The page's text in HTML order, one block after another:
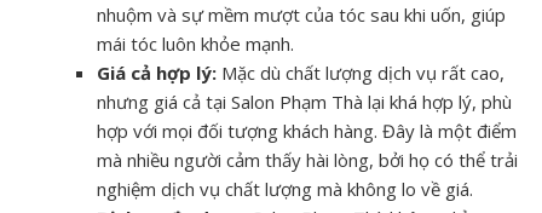
nhuộm và sự mềm mượt của tóc sau khi uốn, giúp
mái tóc luôn khỏe mạnh.
Giá cả hợp lý: Mặc dù chất lượng dịch vụ rất cao,
nhưng giá cả tại Salon Phạm Thà lại khá hợp lý, phù
hợp với mọi đối tượng khách hàng. Đây là một điểm
mà nhiều người cảm thấy hài lòng, bởi họ có thể trải
nghiệm dịch vụ chất lượng mà không lo về giá.